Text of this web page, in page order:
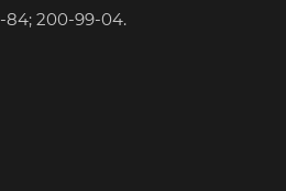
84; 200-99-04.